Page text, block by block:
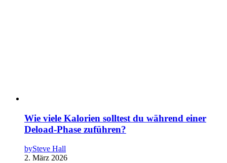
Wie viele Kalorien solltest du während einer
Deload-Phase zuführen?
bySteve Hall
2. März 2026